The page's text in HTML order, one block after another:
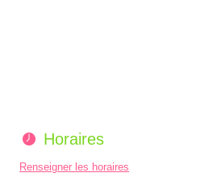
Horaires
Renseigner les horaires